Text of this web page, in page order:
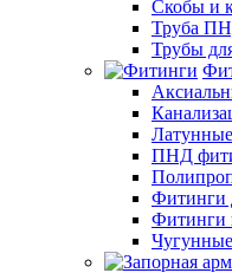
Скобы и
Труба
Трубы
ПНД
Фитинги
Фитинги